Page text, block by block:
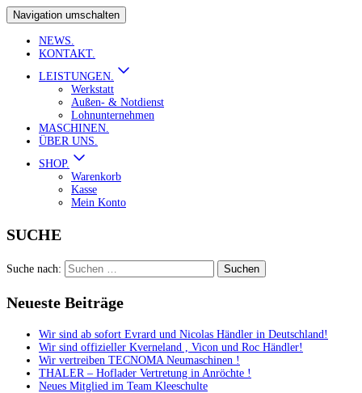
Navigation umschalten
NEWS.
KONTAKT.
LEISTUNGEN.
Werkstatt
Außen- & Notdienst
Lohnunternehmen
MASCHINEN.
ÜBER UNS.
SHOP.
Warenkorb
Kasse
Mein Konto
SUCHE
Suche nach:
Neueste Beiträge
Wir sind ab sofort Evrard und Nicolas Händler in Deutschland!
Wir sind offizieller Kverneland , Vicon und Roc Händler!
Wir vertreiben TECNOMA Neumaschinen !
THALER – Hoflader Vertretung in Anröchte !
Neues Mitglied im Team Kleeschulte